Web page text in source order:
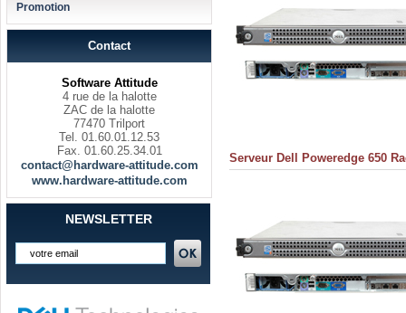
Promotion
Contact
Software Attitude
4 rue de la halotte
ZAC de la halotte
77470 Trilport
Tel. 01.60.01.12.53
Fax. 01.60.25.34.01
contact@hardware-attitude.com
www.hardware-attitude.com
NEWSLETTER
Serveur Dell Poweredge 650